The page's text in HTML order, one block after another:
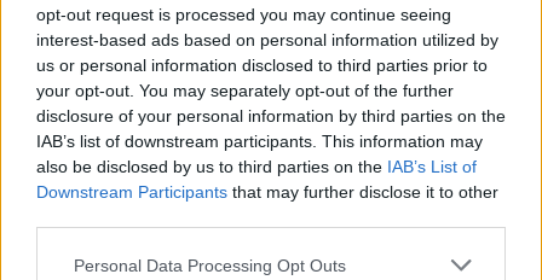
opt-out request is processed you may continue seeing
interest-based ads based on personal information utilized by
us or personal information disclosed to third parties prior to
your opt-out. You may separately opt-out of the further
disclosure of your personal information by third parties on the
IAB’s list of downstream participants. This information may
also be disclosed by us to third parties on the IAB’s List of
Downstream Participants that may further disclose it to other
Personal Data Processing Opt Outs